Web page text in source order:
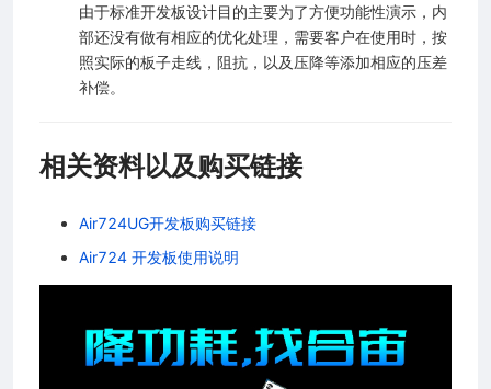
由于标准开发板设计目的主要为了方便功能性演示，内
部还没有做有相应的优化处理，需要客户在使用时，按
照实际的板子走线，阻抗，以及压降等添加相应的压差
补偿。
相关资料以及购买链接
Air724UG开发板购买链接
Air724 开发板使用说明